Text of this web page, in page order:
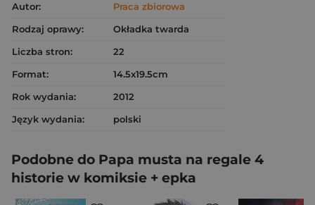
Autor:
Praca zbiorowa
Rodzaj oprawy:
Okładka twarda
Liczba stron:
22
Format:
14.5x19.5cm
Rok wydania:
2012
Język wydania:
polski
Podobne do Papa musta na regale 4
historie w komiksie + epka